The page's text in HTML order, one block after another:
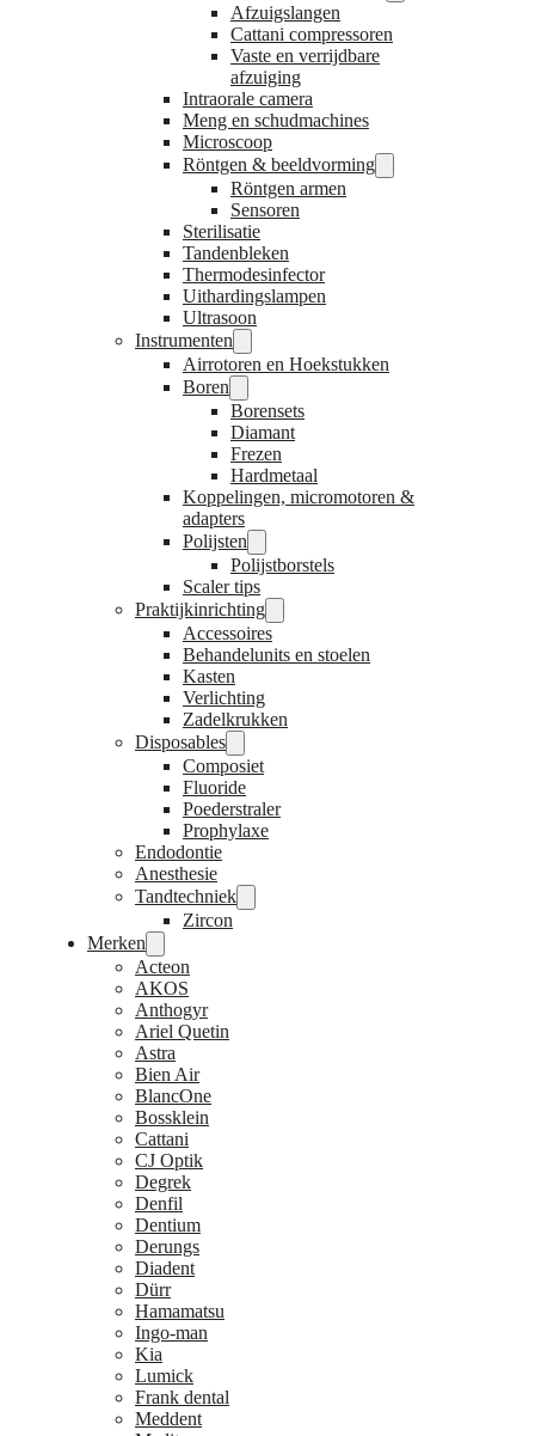
Afzuigslangen
Cattani compressoren
Vaste en verrijdbare
afzuiging
Intraorale camera
Meng en schudmachines
Microscoop
Röntgen & beeldvorming
Röntgen armen
Sensoren
Sterilisatie
Tandenbleken
Thermodesinfector
Uithardingslampen
Ultrasoon
Instrumenten
Airrotoren en Hoekstukken
Boren
Borensets
Diamant
Frezen
Hardmetaal
Koppelingen, micromotoren &
adapters
Polijsten
Polijstborstels
Scaler tips
Praktijkinrichting
Accessoires
Behandelunits en stoelen
Kasten
Verlichting
Zadelkrukken
Disposables
Composiet
Fluoride
Poederstraler
Prophylaxe
Endodontie
Anesthesie
Tandtechniek
Zircon
Merken
Acteon
AKOS
Anthogyr
Ariel Quetin
Astra
Bien Air
BlancOne
Bossklein
Cattani
CJ Optik
Degrek
Denfil
Dentium
Derungs
Diadent
Dürr
Hamamatsu
Ingo-man
Kia
Lumick
Frank dental
Meddent